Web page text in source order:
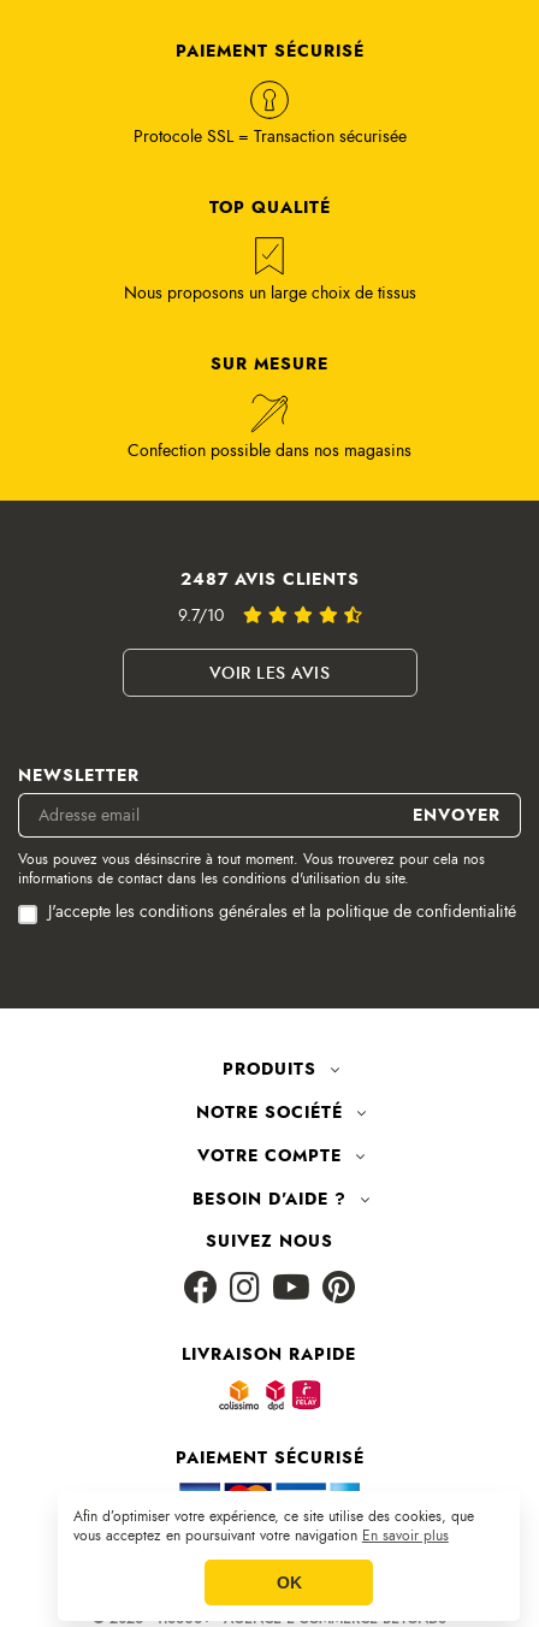
Afin d’optimiser votre expérience, ce site utilise des cookies, que
vous acceptez en poursuivant votre navigation En savoir plus
OK
PAIEMENT SÉCURISÉ
Protocole SSL = Transaction sécurisée
TOP QUALITÉ
Nous proposons un large choix de tissus
SUR MESURE
Confection possible dans nos magasins
2487 AVIS CLIENTS
9.7/10
VOIR LES AVIS
NEWSLETTER
Vous pouvez vous désinscrire à tout moment. Vous trouverez pour cela nos
informations de contact dans les conditions d'utilisation du site.
J'accepte les conditions générales et la politique de confidentialité
PRODUITS
NOTRE SOCIÉTÉ
VOTRE COMPTE
BESOIN D'AIDE ?
SUIVEZ NOUS
LIVRAISON RAPIDE
PAIEMENT SÉCURISÉ
| CGV | Mentions légales
© 2026 - TISSUS+ - AGENCE E-COMMERCE BEYONDS